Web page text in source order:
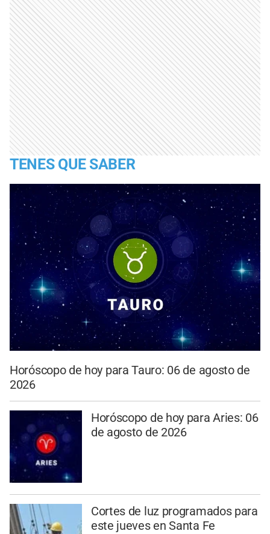
TENES QUE SABER
Horóscopo de hoy para Tauro: 06 de agosto de
2026
Horóscopo de hoy para Aries: 06
de agosto de 2026
Cortes de luz programados para
este jueves en Santa Fe